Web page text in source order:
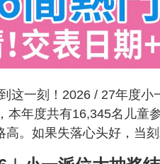
这一刻！2026 / 27年度
本年度共有16,345名儿童
。如果失落心头好，当刻